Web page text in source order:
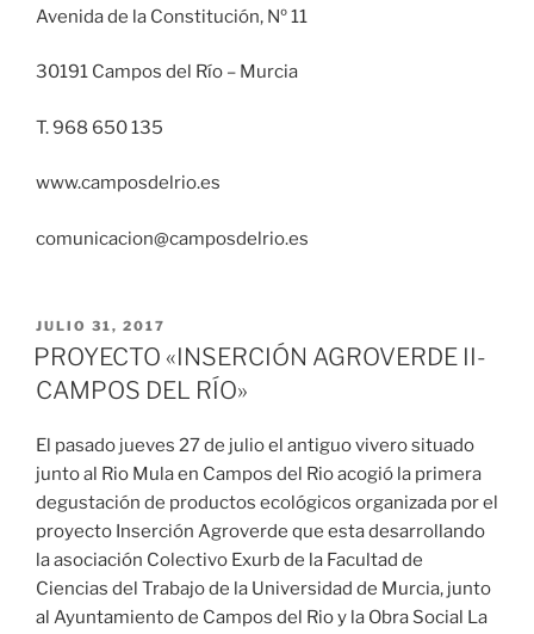
Avenida de la Constitución, Nº 11
30191 Campos del Río – Murcia
T. 968 650 135
www.camposdelrio.es
comunicacion@camposdelrio.es
JULIO 31, 2017
PROYECTO «INSERCIÓN AGROVERDE II-
CAMPOS DEL RÍO»
El pasado jueves 27 de julio el antiguo vivero situado
junto al Rio Mula en Campos del Rio acogió la primera
degustación de productos ecológicos organizada por el
proyecto Inserción Agroverde que esta desarrollando
la asociación Colectivo Exurb de la Facultad de
Ciencias del Trabajo de la Universidad de Murcia, junto
al Ayuntamiento de Campos del Rio y la Obra Social La